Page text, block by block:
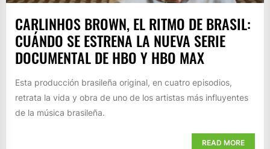
CARLINHOS BROWN, EL RITMO DE BRASIL:
CUÁNDO SE ESTRENA LA NUEVA SERIE
DOCUMENTAL DE HBO Y HBO MAX
Esta producción brasileña original, en cuatro episodios,
retrata la vida y obra de uno de los artistas más influyentes
de la música brasileña.
READ MORE